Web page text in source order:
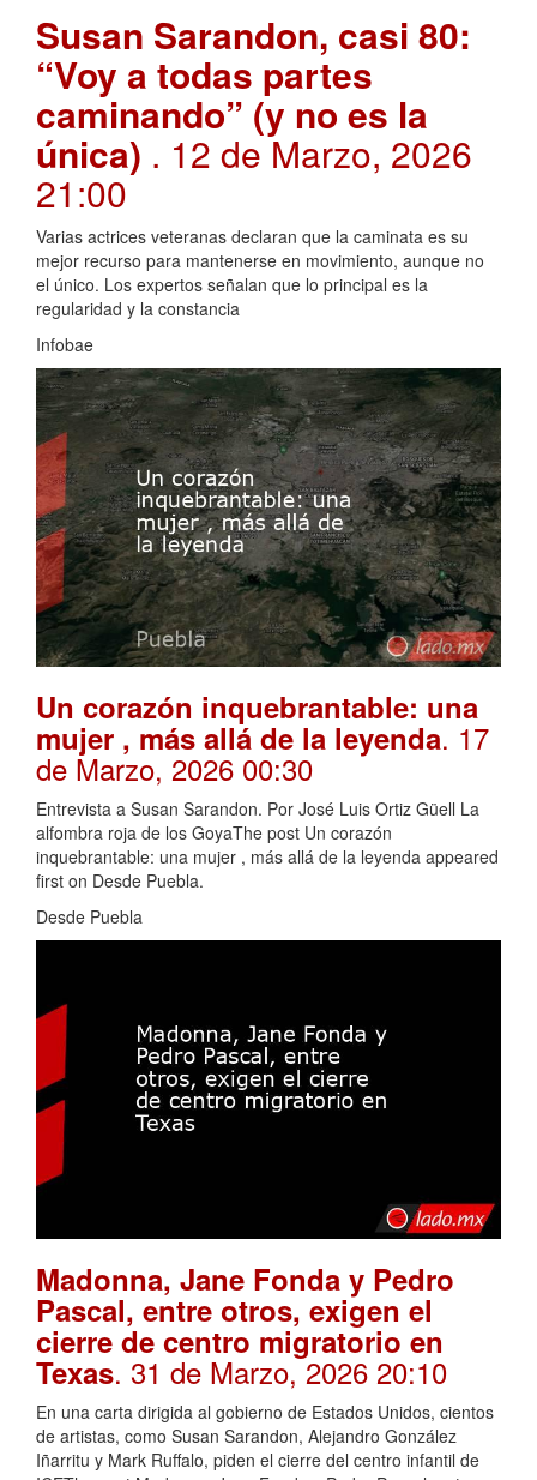
Susan Sarandon, casi 80:
“Voy a todas partes
caminando” (y no es la
única) . 12 de Marzo, 2026
21:00
Varias actrices veteranas declaran que la caminata es su
mejor recurso para mantenerse en movimiento, aunque no
el único. Los expertos señalan que lo principal es la
regularidad y la constancia
Infobae
Un corazón inquebrantable: una
mujer , más allá de la leyenda. 17
de Marzo, 2026 00:30
Entrevista a Susan Sarandon. Por José Luis Ortiz Güell La
alfombra roja de los GoyaThe post Un corazón
inquebrantable: una mujer , más allá de la leyenda appeared
first on Desde Puebla.
Desde Puebla
Madonna, Jane Fonda y Pedro
Pascal, entre otros, exigen el
cierre de centro migratorio en
Texas. 31 de Marzo, 2026 20:10
En una carta dirigida al gobierno de Estados Unidos, cientos
de artistas, como Susan Sarandon, Alejandro González
Iñarritu y Mark Ruffalo, piden el cierre del centro infantil de